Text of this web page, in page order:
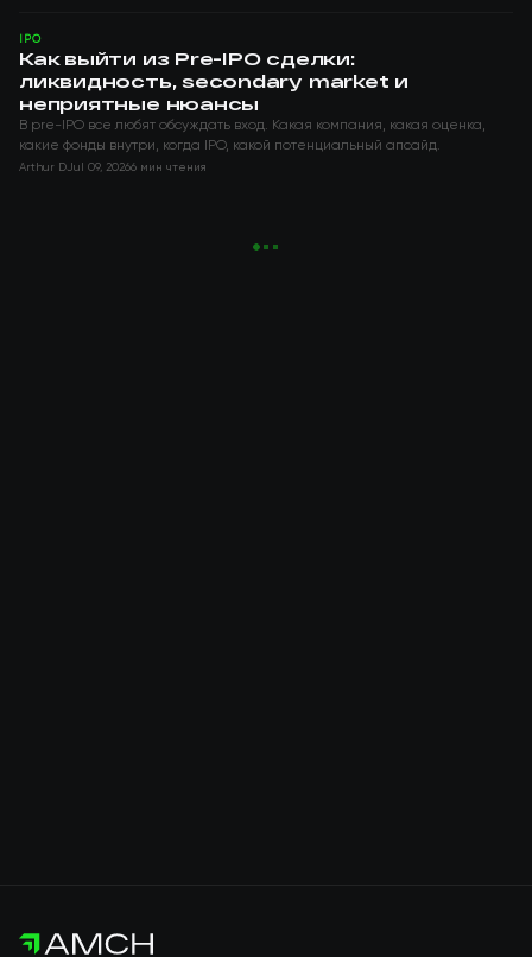
IPO
Как выйти из Pre-IPO сделки:
ликвидность, secondary market и
неприятные нюансы
В pre-IPO все любят обсуждать вход. Какая компания, какая оценка,
какие фонды внутри, когда IPO, какой потенциальный апсайд.
Arthur D Jul 09, 20266 мин чтения